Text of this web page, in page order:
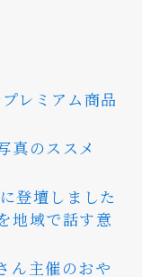
レミアム商品
真のススメ
登壇しました
地域で話す意
ん主催のおや